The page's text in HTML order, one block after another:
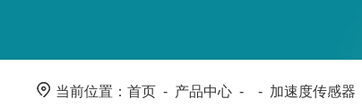
当前位置：首页 - 产品中心 - - 加速度传感器